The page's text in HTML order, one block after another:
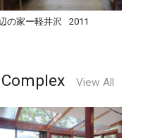
の家ー軽井沢 2011
View All